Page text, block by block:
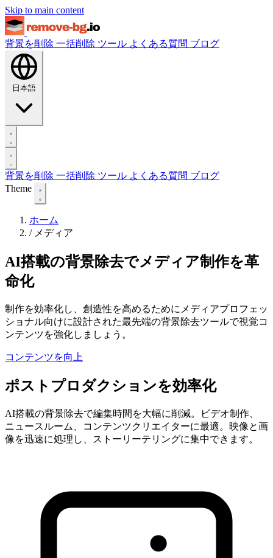
Skip to main content
背景を削除 一括削除 ツール よくある質問 ブログ
日本語
背景を削除 一括削除 ツール よくある質問 ブログ
Theme
ホーム
/ メディア
AI搭載の背景除去でメディア制作を革
命化
制作を効率化し、創造性を高めるためにメディアプロフェッ
ショナル向けに設計された最先端の背景除去ツールで視覚コ
ンテンツを強化しましょう。
コンテンツを向上
ポストプロダクションを効率化
AI搭載の背景除去で編集時間を大幅に削減。ビデオ制作、
ニュースルーム、コンテンツクリエイターに最適。映像と画
像を迅速に処理し、ストーリーテリングに集中できます。